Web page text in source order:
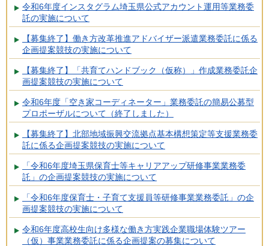
令和6年度インスタグラム埼玉県公式アカウント運用等業務委
託の実施について
【募集終了】働き方改革推進アドバイザー派遣業務委託に係る
企画提案競技の実施について
【募集終了】「共育てハンドブック（仮称）」作成業務委託企
画提案競技の実施について
令和6年度「空き家コーディネーター」業務委託の簡易公募型
プロポーザルについて（終了しました）
【募集終了】北部地域振興交流拠点基本構想策定等支援業務委
託に係る企画提案競技の実施について
「令和6年度埼玉県保育士等キャリアアップ研修事業業務委
託」の企画提案競技の実施について
「令和6年度保育士・子育て支援員等研修事業業務委託」の企
画提案競技の実施について
令和6年度高校生向け多様な働き方実践企業職場体験ツアー
（仮）事業業務委託に係る企画提案の募集について